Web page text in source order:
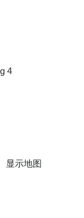
4
显示地图